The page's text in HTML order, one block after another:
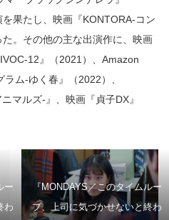
を果たし、映画『KONTORA-コン
。その他の主な出演作に、映画
12』（2021）、Amazon
ム-ゆく春』（2022）、
マルズ-』、映画『貞子DX』
ー
わ
『MONDAYS／このタイムルー
プ、上司に気づかせないと終わ